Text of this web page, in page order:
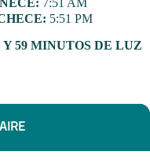
7:51 AM
5:51 PM
Y 59 MINUTOS DE LUZ